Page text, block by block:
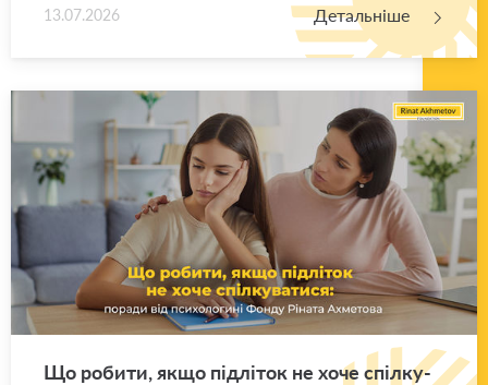
13.07.2026 Детальніше
Що ро­би­ти, якщо під­лі­ток не хоче спіл­ку­